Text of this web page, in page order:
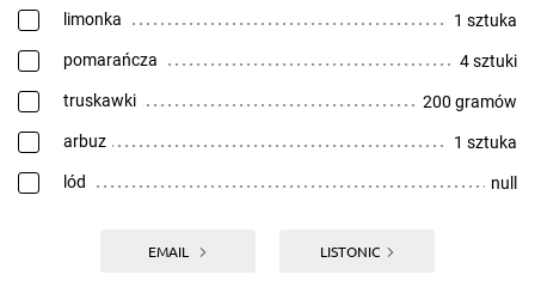
limonka 1 sztuka
pomarańcza 4 sztuki
truskawki 200 gramów
arbuz 1 sztuka
lód null
EMAIL LISTONIC